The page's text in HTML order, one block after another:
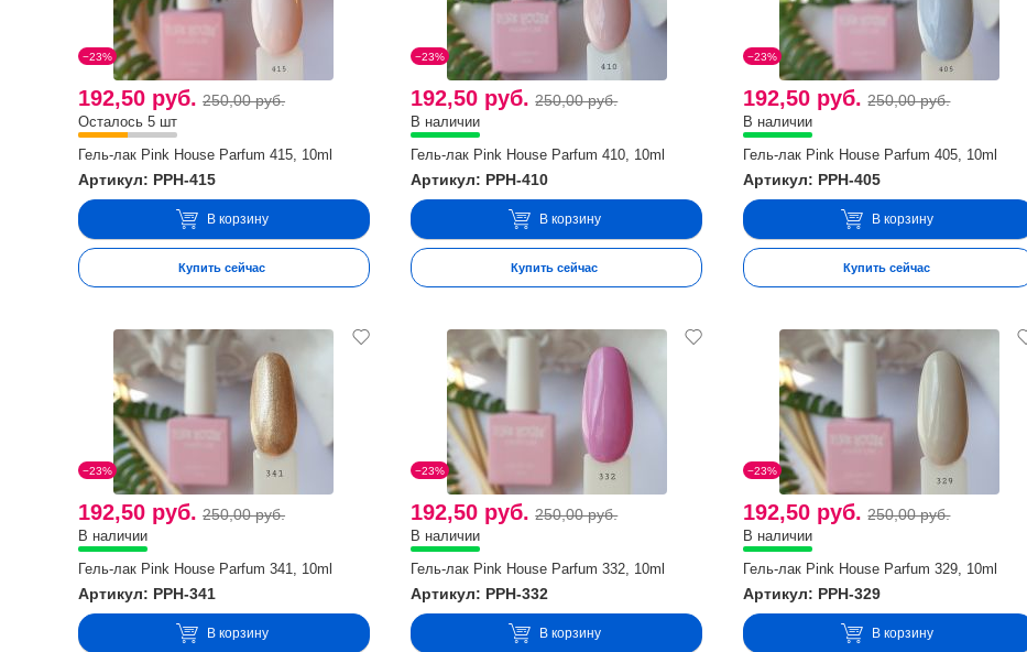
−23%
192,50 руб. 250,00 руб.
Осталось 5 шт
Гель-лак Pink House Parfum 415, 10ml
Артикул: PPH-415
В корзину
Купить сейчас
−23%
192,50 руб. 250,00 руб.
В наличии
Гель-лак Pink House Parfum 410, 10ml
Артикул: PPH-410
В корзину
Купить сейчас
−23%
192,50 руб. 250,00 руб.
В наличии
Гель-лак Pink House Parfum 405, 10ml
Артикул: PPH-405
В корзину
Купить сейчас
−23%
192,50 руб. 250,00 руб.
В наличии
Гель-лак Pink House Parfum 341, 10ml
Артикул: PPH-341
В корзину
−23%
192,50 руб. 250,00 руб.
В наличии
Гель-лак Pink House Parfum 332, 10ml
Артикул: PPH-332
В корзину
−23%
192,50 руб. 250,00 руб.
В наличии
Гель-лак Pink House Parfum 329, 10ml
Артикул: PPH-329
В корзину